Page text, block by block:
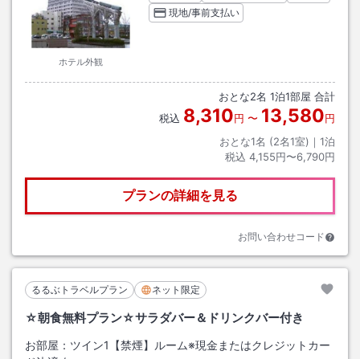
ホテル外観
現地/事前支払い
おとな2名 1泊1部屋 合計
税込 8,310円 〜 13,580円
おとな1名 (2名1室)｜ 1泊
税込 4,155円〜6,790円
プランの詳細を見る
お問い合わせコード
るるぶトラベルプラン ネット限定
☆朝食無料プラン☆サラダバー＆ドリンクバー付き
お部屋： ツイン1【禁煙】ルーム※現金またはクレジットカー